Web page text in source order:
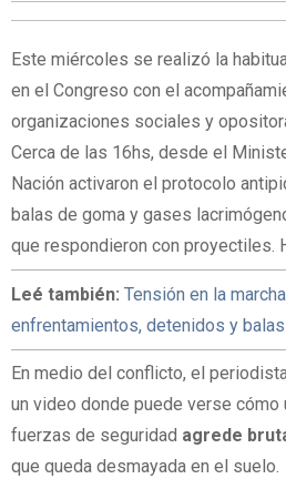
Este miércoles se realizó la
en el Congreso con el
organizaciones sociales y
Cerca de las 16hs, desde el
Nación activaron el protocolo
balas de goma y gases
que respondieron con proyectiles.
Leé también: Tensión en la
enfrentamientos, detenidos y
En medio del conflicto, el
un video donde puede verse cómo
fuerzas de seguridad agrede
que queda desmayada en el suelo.